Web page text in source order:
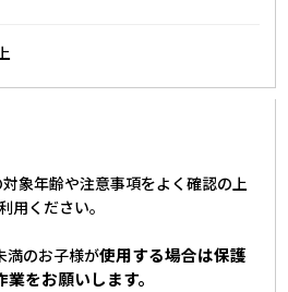
象年齢や注意事項をよく確認の上
用ください。
満のお子様が使用する場合は保護
をお願いします。